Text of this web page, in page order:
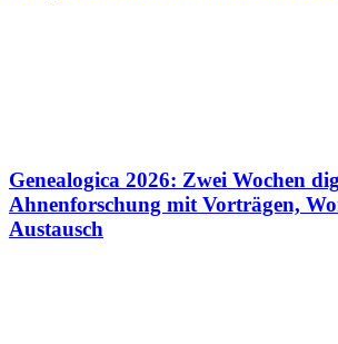
Genealogica 2026: Zwei Wochen
Ahnenforschung mit Vorträgen,
Austausch